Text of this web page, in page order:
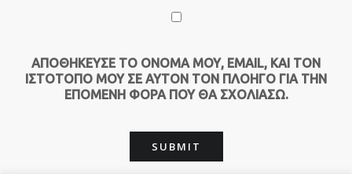
ΑΠΟΘΉΚΕΥΣΕ ΤΟ ΌΝΟΜΆ ΜΟΥ, EMAIL, ΚΑΙ ΤΟΝ
ΙΣΤΌΤΟΠΟ ΜΟΥ ΣΕ ΑΥΤΌΝ ΤΟΝ ΠΛΟΗΓΌ ΓΙΑ ΤΗΝ
ΕΠΌΜΕΝΗ ΦΟΡΆ ΠΟΥ ΘΑ ΣΧΟΛΙΆΣΩ.